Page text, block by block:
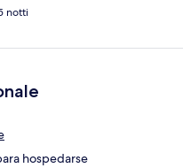
notti
hospedarse